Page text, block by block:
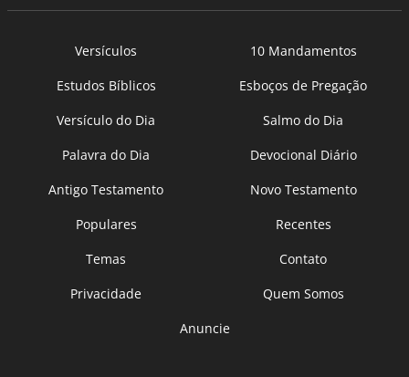
Versículos
10 Mandamentos
Estudos Bíblicos
Esboços de Pregação
Versículo do Dia
Salmo do Dia
Palavra do Dia
Devocional Diário
Antigo Testamento
Novo Testamento
Populares
Recentes
Temas
Contato
Privacidade
Quem Somos
Anuncie